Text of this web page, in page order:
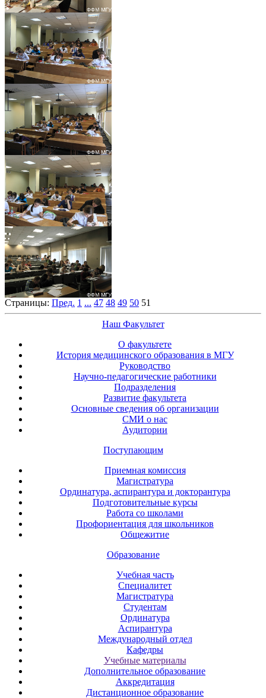
Страницы: Пред. 1 ... 47 48 49 50 51
Наш Факультет
О факультете
История медицинского образования в МГУ
Руководство
Научно-педагогические работники
Подразделения
Развитие факультета
Основные сведения об организации
СМИ о нас
Аудитории
Поступающим
Приемная комиссия
Магистратура
Ординатура, аспирантура и докторантура
Подготовительные курсы
Работа со школами
Профориентация для школьников
Общежитие
Образование
Учебная часть
Специалитет
Магистратура
Студентам
Ординатура
Аспирантура
Международный отдел
Кафедры
Учебные материалы
Дополнительное образование
Аккредитация
Дистанционное образование